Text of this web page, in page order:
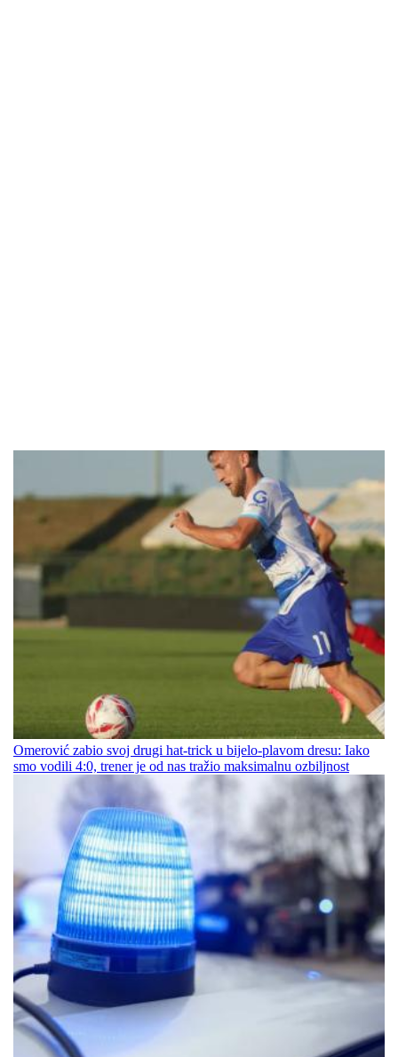
Omerović zabio svoj drugi hat-trick u bijelo-plavom dresu: Iako
smo vodili 4:0, trener je od nas tražio maksimalnu ozbiljnost